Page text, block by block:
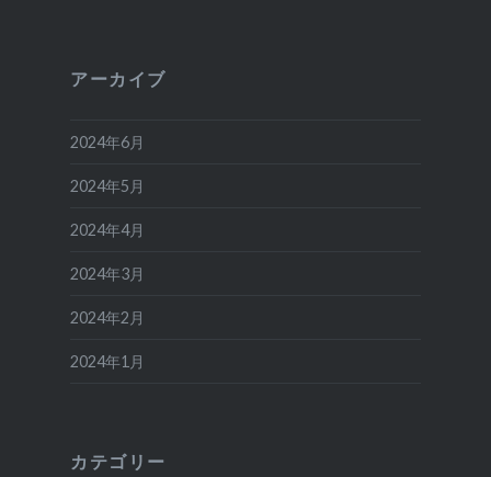
アーカイブ
2024年6月
2024年5月
2024年4月
2024年3月
2024年2月
2024年1月
カテゴリー